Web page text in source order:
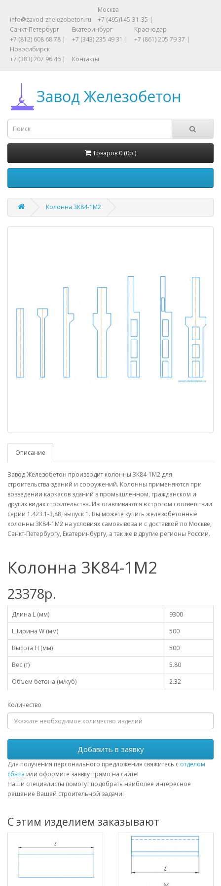
info@zavod-zhelezobeton.ru
Москва
+7 (495)145-31-35 |
Санкт-Петербург
+7 (812) 608 68 78 |
Екатеринбург
+7 (343) 235 49 31 |
Краснодар
+7 (861) 205 79 37 |
Новосибирск
+7 (383) 207 96 46 |
Контакты
Товаров 0 (0р.)
Колонна 3К84-1М2
Описание
Завод Железобетон производит колонны 3К84-1М2 для
строительства зданий и сооружений. Колонны применяются при
возведении каркасов зданий в промышленном, гражданском и
других видах строительства. Изготавливаются в строгом соответствии
серии 1.423.1-3,88, выпуск 1. Вы можете купить железобетонные
колонны 3К84-1М2 на условиях самовывоза и с доставкой по Москве,
Санкт-Петербургу, Екатеринбургу, а так же в другие регионы России.
Колонна 3К84-1М2
23378р.
Длина L (мм)
9300
Ширина W (мм)
500
Высота H (мм)
500
Вес (т)
5.80
Объем бетона (м/куб)
2.32
Количество
Добавить в заявку
Для получения персонального предложения свяжитесь с отделом
сбыта или оформите заявку прямо на сайте!
Наши специалисты помогут подобрать наиболее интересное
решение Вашей строительной задачи!
С этим изделием заказывают